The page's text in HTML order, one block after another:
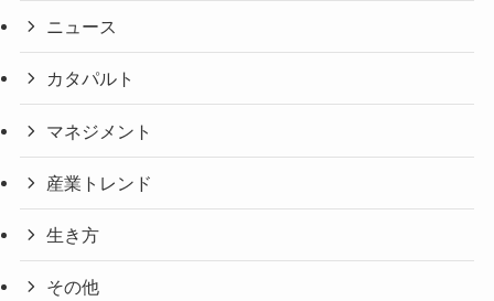
ニュース
カタパルト
マネジメント
産業トレンド
生き方
その他